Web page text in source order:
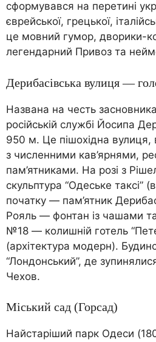
сформувався на перетині
єврейської, грецької,
це мовний гумор, дворики-
легендарний Привоз та
Дерибасівська вулиця —
Названа на честь
російській службі Йосипа
950 м. Це пішохідна
з численними кав’ярнями,
пам’ятниками. На розі з
скульптура “Одеське таксі”
початку — пам’ятник
Рояль — фонтан із чашами
№18 — колишній готель
(архітектура модерн).
“Лондонський”, де
Чехов.
Міський сад (Горсад)
Найстаріший парк Одеси